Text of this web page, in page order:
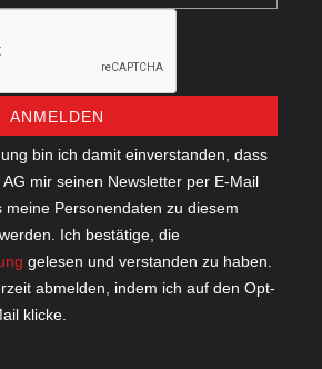
ANMELDEN
bin ich damit einverstanden, dass
mir seinen Newsletter per E-Mail
meine Personendaten zu diesem
Ich bestätige, die
gelesen und verstanden zu haben.
abmelden, indem ich auf den Opt-
klicke.